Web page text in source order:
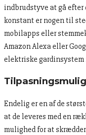
indbrudstyve at gå efter
konstant er nogen til
mobilapps eller
Amazon Alexa eller
elektriske gardinsystem
Endelig er en af de
at de leveres med en
mulighed for at